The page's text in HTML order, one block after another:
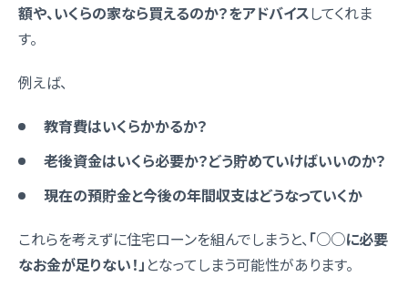
額や、いくらの家なら買えるのか？をアドバイスしてくれま
す。
例えば、
教育費はいくらかかるか？
老後資金はいくら必要か？どう貯めていけばいいのか？
現在の預貯金と今後の年間収支はどうなっていくか
これらを考えずに住宅ローンを組んでしまうと、 「○○に必要
なお金が足りない！」 となってしまう可能性があります。